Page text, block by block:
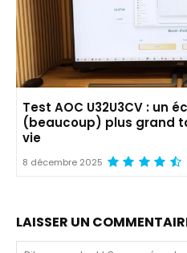
Test AOC U32U3CV : un
(beaucoup) plus grand
vie
8 décembre 2025
LAISSER UN